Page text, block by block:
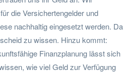
die Versichertengelder und
nachhaltig eingesetzt werden. Da
zu wissen. Hinzu kommt:
Finanzplanung lässt sich
wie viel Geld zur Verfügung